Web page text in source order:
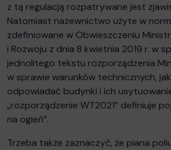
z tą regulacją rozpatrywane jest
Natomiast nazewnictwo użyte w
zdefiniowane w Obwieszczeniu
i Rozwoju z dnia 8 kwietnia 2019 r. w
jednolitego tekstu rozporządzenia
w sprawie warunków technicznych,
odpowiadać budynki i ich
„rozporządzenie WT2021” definiuje
na ogień”.
Trzeba także zaznaczyć, że piana